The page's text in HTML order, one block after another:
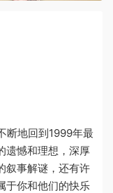
断地回到1999年最
遗憾和理想，深厚
叙事解谜，还有许
于你和他们的快乐